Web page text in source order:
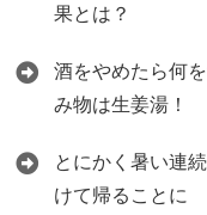
果とは？
酒をやめたら何
み物は生姜湯！
とにかく暑い連
けて帰ることに